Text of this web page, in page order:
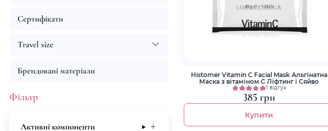
Histomer Vitamin C Facial Mask Альгінатна
Маска з вітаміном С Ліфтинг і Сяйво
1 відгук
385 грн
Купити
Сертифікати
Travel size
Брендовані матеріали
Фільтр
Активні компоненти